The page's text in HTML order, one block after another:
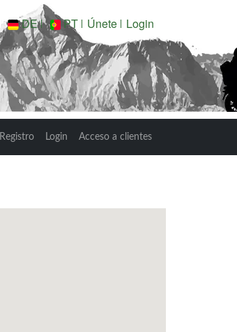
DE PT Únete Login
Registro Login Acceso a clientes